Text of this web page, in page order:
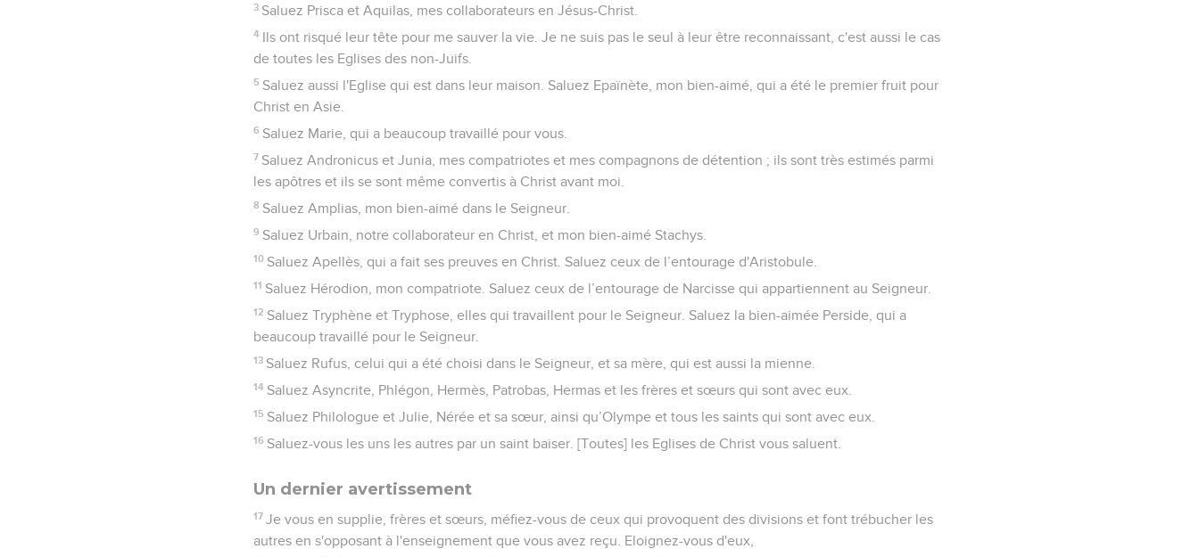
3 Saluez Prisca et Aquilas, mes collaborateurs en Jésus-Christ.
4 Ils ont risqué leur tête pour me sauver la vie. Je ne suis pas le seul à leur être reconnaissant, c'est aussi le cas
de toutes les Eglises des non-Juifs.
5 Saluez aussi l'Eglise qui est dans leur maison. Saluez Epaïnète, mon bien-aimé, qui a été le premier fruit pour
Christ en Asie.
6 Saluez Marie, qui a beaucoup travaillé pour vous.
7 Saluez Andronicus et Junia, mes compatriotes et mes compagnons de détention ; ils sont très estimés parmi
les apôtres et ils se sont même convertis à Christ avant moi.
8 Saluez Amplias, mon bien-aimé dans le Seigneur.
9 Saluez Urbain, notre collaborateur en Christ, et mon bien-aimé Stachys.
10 Saluez Apellès, qui a fait ses preuves en Christ. Saluez ceux de l’entourage d'Aristobule.
11 Saluez Hérodion, mon compatriote. Saluez ceux de l’entourage de Narcisse qui appartiennent au Seigneur.
12 Saluez Tryphène et Tryphose, elles qui travaillent pour le Seigneur. Saluez la bien-aimée Perside, qui a
beaucoup travaillé pour le Seigneur.
13 Saluez Rufus, celui qui a été choisi dans le Seigneur, et sa mère, qui est aussi la mienne.
14 Saluez Asyncrite, Phlégon, Hermès, Patrobas, Hermas et les frères et sœurs qui sont avec eux.
15 Saluez Philologue et Julie, Nérée et sa sœur, ainsi qu’Olympe et tous les saints qui sont avec eux.
16 Saluez-vous les uns les autres par un saint baiser. [Toutes] les Eglises de Christ vous saluent.
Un dernier avertissement
17 Je vous en supplie, frères et sœurs, méfiez-vous de ceux qui provoquent des divisions et font trébucher les
autres en s'opposant à l'enseignement que vous avez reçu. Eloignez-vous d'eux,